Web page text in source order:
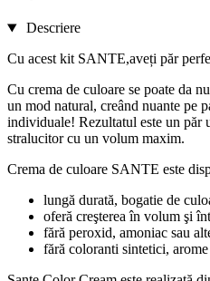
Descriere
Cu acest kit SANTE,aveți păr
Cu crema de culoare se poate da
un mod natural, creând nuante pe
individuale! Rezultatul este un păr
stralucitor cu un volum maxim.
Crema de culoare SANTE este
lungă durată, bogatie de
oferă creşterea în volum şi
fără peroxid, amoniac sau
fără coloranti sintetici,